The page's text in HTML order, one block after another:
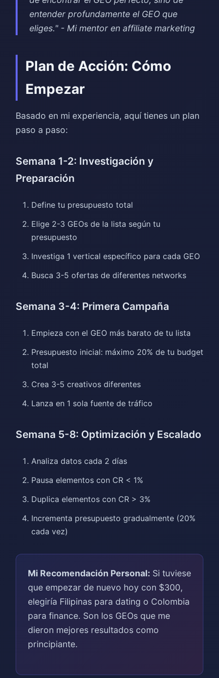
entender profundamente el GEO que
eliges." - Mi mentor en affiliate marketing
Plan de Acción: Cómo
Empezar
Basado en mi experiencia, aquí tienes un plan
paso a paso:
Semana 1-2: Investigación y
Preparación
Define tu presupuesto total
Elige 2-3 GEOs de la lista según tu
presupuesto
Investiga 1 vertical específico para cada GEO
Busca 3-5 ofertas de diferentes networks
Semana 3-4: Primera Campaña
Empieza con el GEO más barato de tu lista
Presupuesto inicial: máximo 20% de tu budget
total
Crea 3-5 creativos diferentes
Lanza en 1 sola fuente de tráfico
Semana 5-8: Optimización y Escalado
Analiza datos cada 2 días
Pausa elementos con CR < 1%
Duplica elementos con CR > 3%
Incrementa presupuesto gradualmente (20%
cada vez)
Mi Recomendación Personal: Si tuviese
que empezar de nuevo hoy con $300,
elegiría Filipinas para dating o Colombia
para finance. Son los GEOs que me
dieron mejores resultados como
principiante.